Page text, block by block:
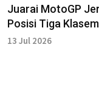
Juarai MotoGP
Posisi Tiga
13 Jul 2026